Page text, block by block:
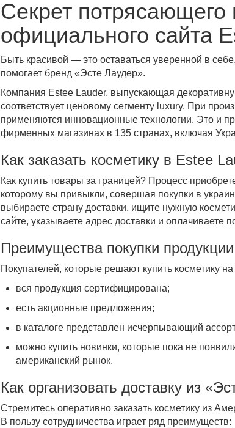
Секрет потрясающего
официального сайта
Быть красивой — это оставаться уверенной в
помогает бренд «Эсте Лаудер».
Компания Estee Lauder, выпускающая
соответствует ценовому сегменту luxury. При
применяются инновационные технологии. Это и
фирменных магазинах в 135 странах, включая
Как заказать косметику в Estee
Как купить товары за границей? Процесс
которому вы привыкли, совершая покупки в
выбираете страну доставки, ищите нужную
сайте, указываете адрес доставки и оплачиваете
Преимущества покупки
Покупателей, которые решают купить косметику на
вся продукция сертифицирована;
есть акционные предложения;
в каталоге представлен исчерпывающий
можно купить новинки, которые пока не
американский рынок.
Как организовать доставку из
Стремитесь оперативно заказать косметику из
В пользу сотрудничества играет ряд преимуществ: